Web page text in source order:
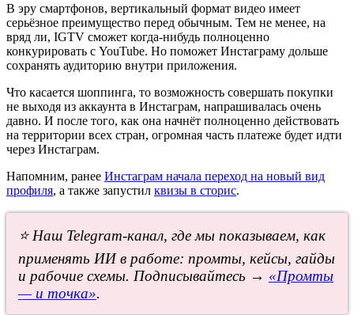
В эру смартфонов, вертикальный формат видео имеет
серьёзное преимущество перед обычным. Тем не менее, на
вряд ли, IGTV сможет когда-нибудь полноценно
конкурировать с YouTube. Но поможет Инстаграму дольше
сохранять аудиторию внутри приложения.
Что касается шоппинга, то возможность совершать покупки
не выходя из аккаунта в Инстаграм, напрашивалась очень
давно. И после того, как она начнёт полноценно действовать
на территории всех стран, огромная часть платеже будет идти
через Инстаграм.
Напомним, ранее Инстаграм начала переход на новый вид
профиля, а также запустил квизы в сторис.
⭐ Наш Telegram-канал, где мы показываем, как
применять ИИ в работе: промты, кейсы, гайды
и рабочие схемы. Подписывайтесь → «Промты
— и точка».